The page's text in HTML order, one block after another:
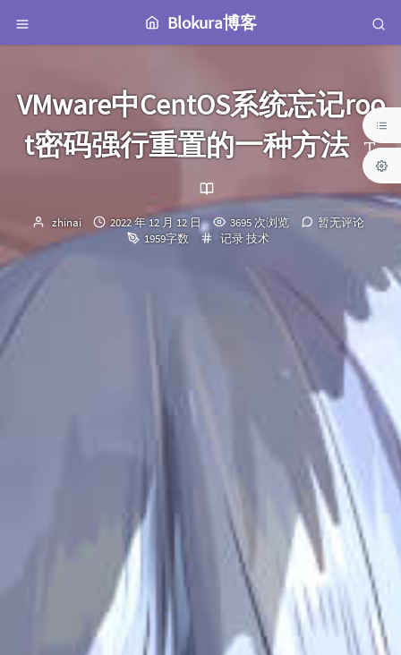
Blokura博客
VMware中CentOS系统忘记roo
t密码强行重置的一种方法
博
主：
zhinai
发
2022 年 12 月 12 日 3695 次浏览
暂无评论
1959字数
分
记录技术